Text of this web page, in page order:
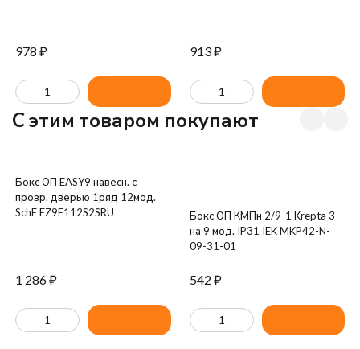
978 ₽ 913₽
C этим товаром покупают
Бокс ОП EASY9 навесн. с
прозр. дверью 1ряд 12мод.
SchE EZ9E112S2SRU
1 286₽
Бокс ОП КМПн 2/9-1 Krepta 3
на 9 мод. IP31 IEK MKP42-N-
09-31-01
542 ₽